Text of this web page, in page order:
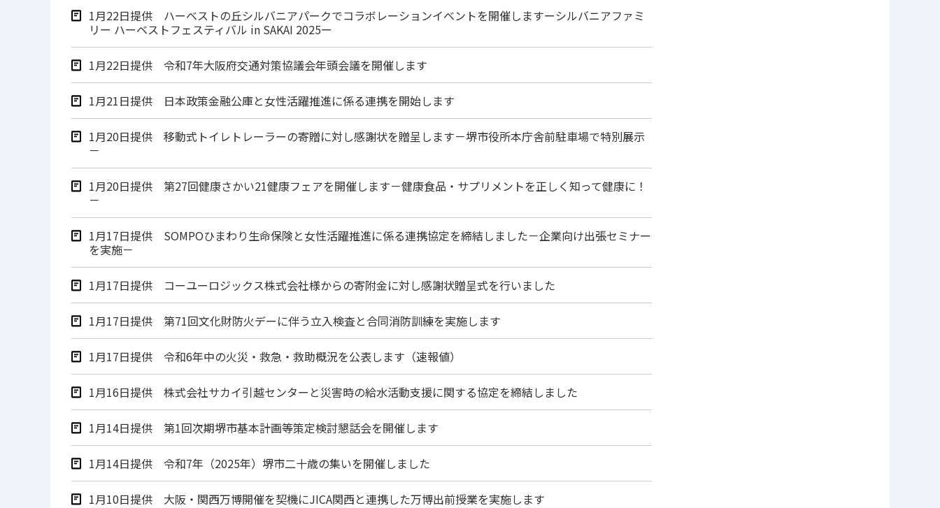
1月22日提供 ハーベストの丘シルバニアパークでコラボレーションイベントを開催しますーシルバニアファミ
リー ハーベストフェスティバル in SAKAI 2025ー
1月22日提供 令和7年大阪府交通対策協議会年頭会議を開催します
1月21日提供 日本政策金融公庫と女性活躍推進に係る連携を開始します
1月20日提供 移動式トイレトレーラーの寄贈に対し感謝状を贈呈します－堺市役所本庁舎前駐車場で特別展示
－
1月20日提供 第27回健康さかい21健康フェアを開催します－健康食品・サプリメントを正しく知って健康に！
－
1月17日提供 SOMPOひまわり生命保険と女性活躍推進に係る連携協定を締結しました－企業向け出張セミナー
を実施－
1月17日提供 コーユーロジックス株式会社様からの寄附金に対し感謝状贈呈式を行いました
1月17日提供 第71回文化財防火デーに伴う立入検査と合同消防訓練を実施します
1月17日提供 令和6年中の火災・救急・救助概況を公表します（速報値）
1月16日提供 株式会社サカイ引越センターと災害時の給水活動支援に関する協定を締結しました
1月14日提供 第1回次期堺市基本計画等策定検討懇話会を開催します
1月14日提供 令和7年（2025年）堺市二十歳の集いを開催しました
1月10日提供 大阪・関西万博開催を契機にJICA関西と連携した万博出前授業を実施します